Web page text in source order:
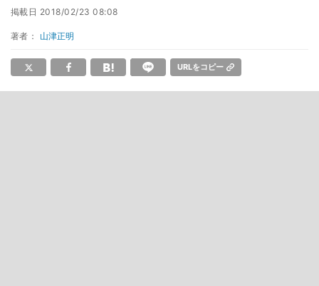
掲載日 2018/02/23 08:08
著者： 山津正明
URLをコピー